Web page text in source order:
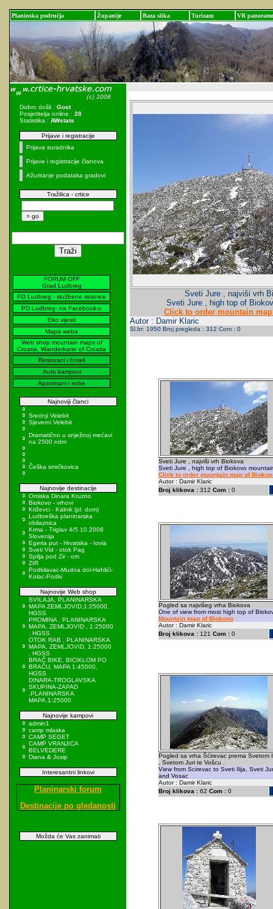
Planinska područja Županije Baza slika Turizam VR panorame
Dobro došli : Gost
Posjetitelja online : 28
Statistika : AWstats
Prijave i registracije
Prijava suradnika
Prijave i registracije članova
Ažuriranje podataka gradovi
Tražilica - crtice
FORUM OFF
Grad Ludbreg
PD Ludbreg - službene stranice
PD Ludbreg- na Facebook-u
Eko vijesti
Mapa weba
Web shop mountain maps of
Croatia, Wanderkarte of Croatia
Restorani i hoteli
Auto kampovi
Apartmani i sobe
Najnoviji članci
Srednji Velebit
Sjeverni Velebit
Dramatično u snježnoj mećavi
na 2500 ndm
Češka smrčkovica
Najnovije destinacije
Omiska Dinara Kruzno
Biokovo - vrhovi
Križevci - Kalnik (pl. dom)
Ludbreška planinarska
obilaznica
Krma - Triglav 4/5.10.2008
Slovenija
Egeria put - Hrvatska - Iovia
Sveti Vid - otok Pag
Spilja pod Zir - om
ZIR
Podkilavac-Mudna dol-Hahlići-
Kolac-Podki
Najnovije Web shop
SVILAJA, PLANINARSKA
MAPA ZEMLJOVID,1:25000,
HGSS
PROMINA , PLANINARSKA
MAPA, ZEMLJOVID , 1:25000
, HGSS
OTOK RAB , PLANINARSKA
MAPA, ZEMLJOVID, 1:25000
, HGSS
BRAČ BIKE, BICIKLOM PO
BRAČU, MAPA 1:45000,
HGSS
DINARA-TROGLAVSKA
SKUPINA-ZAPAD
,PLANINARSKA
MAPA,1:25000
Najnovije kampovi
admin1
camp mlaska
CAMP SEGET
CAMP VRANJICA
BELVEDERE
Diana & Josip
Interesantni linkovi
Planinarski forum
Destinacije po gledanosti
Možda će Vas zanimati
Sveti Jure , najviši vrh
Sveti Jure , high top of
Click to order mountain
Autor : Damir Klaric
Sl.br: 1950 Broj pregleda : 312 Com : 0
Sveti Jure , najviši vrh Biokova
Sveti Jure , high top of Biokovo
Click to order mountain map of
Autor : Damir Klaric
Broj klikova :312 Com :0
Pogled sa najvišeg vrha Biokova
One of view from most high top of
Mountain map of Biokovo
Autor : Damir Klaric
Broj klikova :121 Com :0
Pogled sa vrha Šćirevac prema Svetom
, Svetom Juri te Vošcu .
View from Scirevac to Sveti Ilija, Sveti
and Vosac
Autor : Damir Klaric
Broj klikova :62 Com :0